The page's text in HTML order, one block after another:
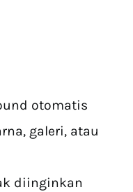
otomatis
galeri, atau
diinginkan